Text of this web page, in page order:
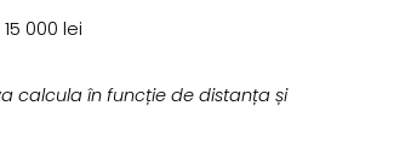
000 lei
calcula în funcție de distanța și